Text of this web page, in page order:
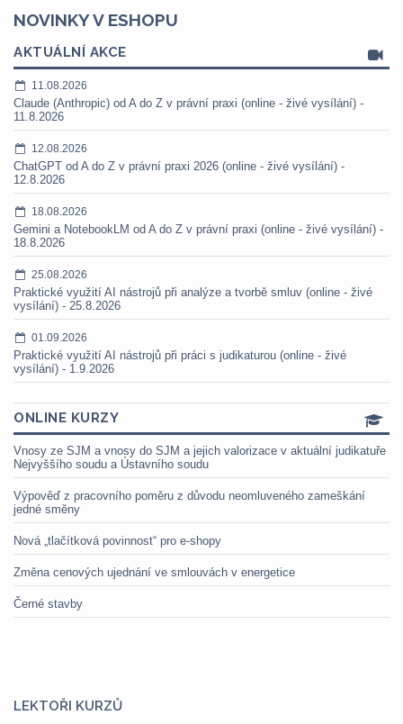
NOVINKY V ESHOPU
AKTUÁLNÍ AKCE
11.08.2026
Claude (Anthropic) od A do Z v právní praxi (online - živé vysílání) -
11.8.2026
12.08.2026
ChatGPT od A do Z v právní praxi 2026 (online - živé vysílání) -
12.8.2026
18.08.2026
Gemini a NotebookLM od A do Z v právní praxi (online - živé vysílání) -
18.8.2026
25.08.2026
Praktické využití AI nástrojů při analýze a tvorbě smluv (online - živé
vysílání) - 25.8.2026
01.09.2026
Praktické využití AI nástrojů při práci s judikaturou (online - živé
vysílání) - 1.9.2026
ONLINE KURZY
Vnosy ze SJM a vnosy do SJM a jejich valorizace v aktuální judikatuře
Nejvyššího soudu a Ústavního soudu
Výpověď z pracovního poměru z důvodu neomluveného zameškání
jedné směny
Nová „tlačítková povinnost“ pro e-shopy
Změna cenových ujednání ve smlouvách v energetice
Černé stavby
LEKTOŘI KURZŮ